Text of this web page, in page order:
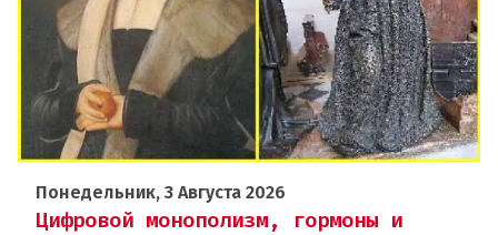
Понедельник, 3 Августа 2026
Цифровой монополизм, гормоны и